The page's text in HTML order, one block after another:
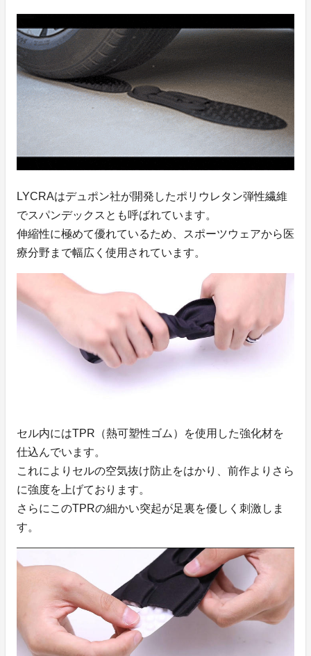
LYCRAはデュポン社が開発したポリウレタン弾性繊維
でスパンデックスとも呼ばれています。
伸縮性に極めて優れているため、スポーツウェアから医
療分野まで幅広く使用されています。
セル内にはTPR（熱可塑性ゴム）を使用した強化材を
仕込んでいます。
これによりセルの空気抜け防止をはかり、前作よりさら
に強度を上げております。
さらにこのTPRの細かい突起が足裏を優しく刺激しま
す。